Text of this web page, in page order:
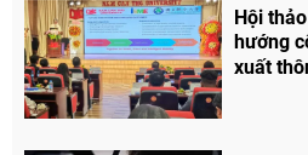
Hội
hướng
xuất